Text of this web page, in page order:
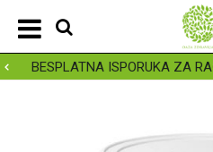
BESPLATNA ISPORUKA ZA